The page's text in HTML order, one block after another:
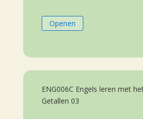
Openen
ENG006C Engels leren met
Getallen 03